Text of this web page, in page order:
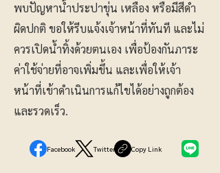
พบปัญหาน้ำประปาขุ่น เหลือง หรือมีสีดำ
ผิดปกติ ขอให้รีบแจ้งเจ้าหน้าที่ทันที และไม่
ควรเปิดน้ำทิ้งด้วยตนเอง เพื่อป้องกันภาระ
ค่าใช้จ่ายที่อาจเพิ่มขึ้น และเพื่อให้เจ้า
หน้าที่เข้าดำเนินการแก้ไขได้อย่างถูกต้อง
และรวดเร็ว.
Facebook Twitter Copy Link